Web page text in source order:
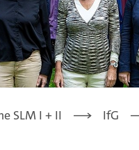
SLM I + II IfG